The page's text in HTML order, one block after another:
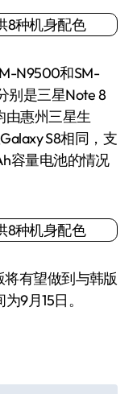
N9500和SM-
别是三星Note 8
由惠州三星生
S8相同，支
容量电池的情况
有望做到与韩版
9月15日。